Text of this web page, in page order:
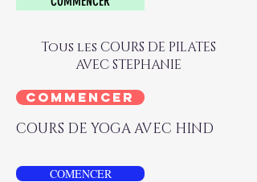
Tous les COURS DE PILATES
AVEC STEPHANIE
COMMENCER
COURS DE YOGA AVEC HIND
COMENCER